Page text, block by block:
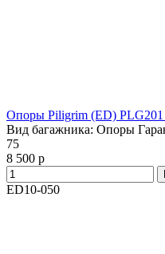
Опоры Piligrim (ED) PLG201
Вид багажника: Опоры
75
8 500 р
ED10-050